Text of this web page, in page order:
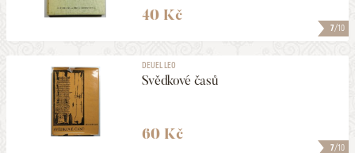
7/10
40 Kč
7/10
DEUEL LEO
Svědkové časů
60 Kč